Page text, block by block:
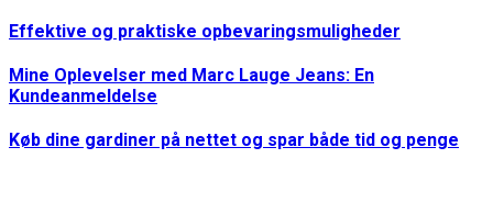
Effektive og praktiske opbevaringsmuligheder
Mine Oplevelser med Marc Lauge Jeans: En
Kundeanmeldelse
Køb dine gardiner på nettet og spar både tid og penge